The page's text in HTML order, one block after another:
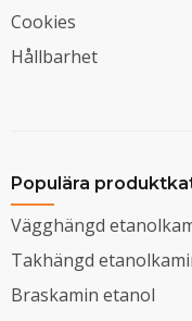
Cookies
Hållbarhet
Populära
Vägghängd
Takhängd
Braskamin etanol